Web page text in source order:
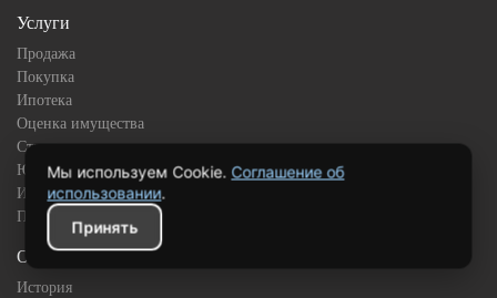
Услуги
Продажа
Покупка
Ипотека
Оценка имущества
Страхование
Юридическое сопровождение
Инвестиционная недвижимость
Подбор квартиры в новостройке
О компании
История
Мы используем Cookie. Соглашение об
использовании.
Принять